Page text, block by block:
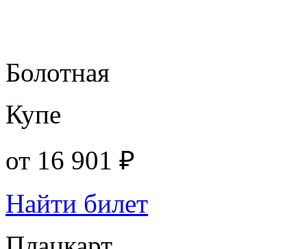
Болотная
Купе
от 16 901 ₽
Найти билет